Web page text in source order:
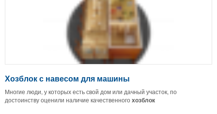
Хозблок с навесом для машины
Многие люди, у которых есть свой дом или дачный участок, по
достоинству оценили наличие качественногохозблок